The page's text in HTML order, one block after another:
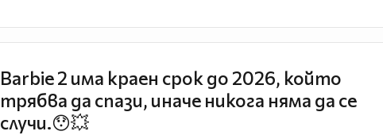
Barbie 2 има краен срок до 2026, който
трябва да спази, иначе никога няма да се
случи.😯💥